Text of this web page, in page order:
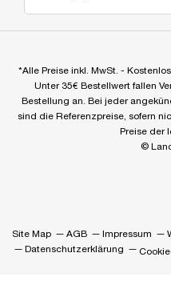
*Alle Preise inkl. MwSt. -
Unter 35€ Bestellwert fallen
Bestellung an. Bei jeder
sind die Referenzpreise, sofern
Preise der
©
Site Map AGB Impressum
Datenschutzerklärung